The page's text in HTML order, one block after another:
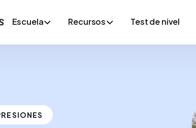
Escuela Recursos Test de nivel